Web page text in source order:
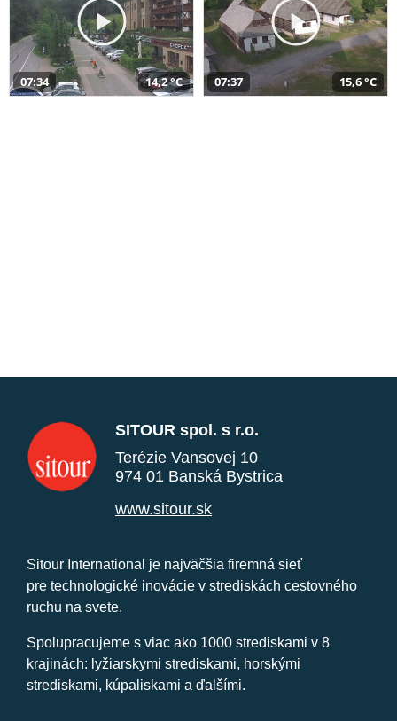
07:34 14,2 °C 07:37 15,6 °C
SITOUR spol. s r.o.
Terézie Vansovej 10
974 01 Banská Bystrica
www.sitour.sk
Sitour International je najväčšia firemná sieť
pre technologické inovácie v strediskách cestovného
ruchu na svete.
Spolupracujeme s viac ako 1000 strediskami v 8
krajinách: lyžiarskymi strediskami, horskými
strediskami, kúpaliskami a ďalšími.